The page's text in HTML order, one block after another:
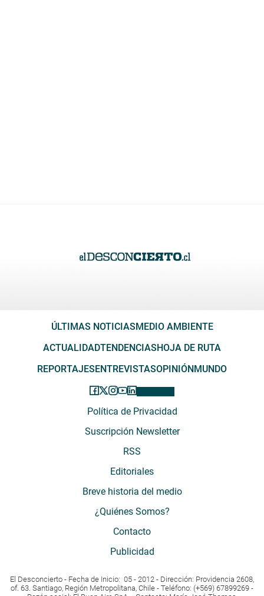
ÚLTIMAS NOTICIASMEDIO AMBIENTE
ACTUALIDADTENDENCIASHOJA DE RUTA
REPORTAJESENTREVISTASOPINIÓNMUNDO
Política de Privacidad
Suscripción Newsletter
RSS
Editoriales
Breve historia del medio
¿Quiénes Somos?
Contacto
Publicidad
El Desconcierto - Fecha de Inicio: 05 - 2012 - Dirección: Providencia 2608,
of. 63. Santiago, Región Metropolitana, Chile - Teléfono: (+569) 67899269 -